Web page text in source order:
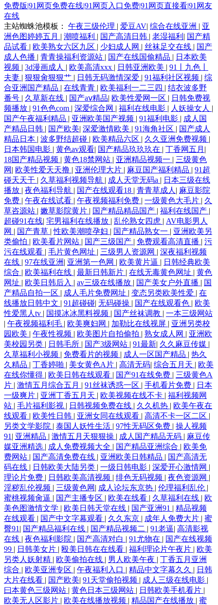
免费版|91网页免费在线|91网页入口免费|91网页直接看|91网友
在线
主站蜘蛛池模板： 午夜三级伦理 | 爱豆AV| 综合在线亚洲 | 亚
洲色图婷婷五月 | 潮喷福利 | 国产高清日韩 | 老湿福利 | 国产精
品试看 | 欧美熟女六区九区 | 少妇成人网 | 丝袜足交在线 | 国产
成人色播 | 青青操福利资源站 | 国产在线国偷精品 | 日本欧美
视频 | 3d漫画成人 | 欧美高清xxx | 日韩亚洲欧美 | 91丨九色丨
夫妻 | 狠狠肏狠狠艹 | 日韩无码激情深爱 | 91福利社区视频 | 综
合亚洲国产精品 | 在线青青 | 欧美福利一二三四 | 结衣波多野
番号 | 久草新在线 | 国产aⅴ精品| 欧美性爱网一区 | 日韩免费视
频播放 | 91色色com | 深爱综合网 | 福利在线电影 | 人妖操女人 |
国产午夜福利精品 | 亚洲欧美国产视频 | 91福利电影 | 成人国
产精品日韩 | 国产欧美| 深爱激情欧美 | 91海角社区 | 国产成人
精品日本 | 波多野结超碰 | 欧美精品六区 | 久久亚洲免费视频 |
日本韩国电影 | 黄色av观看| 国产精品玖玖玖在 | 丁香网五月 |
18国产精品视频 | 黄色18禁网站 | 亚洲精品视频一 | 三级黄色
网 | 欧美性爱天天撸 | 亚洲伦理大片 | 麻豆国产福利精品 | 91超
碰天天干 | 久草福利视频导航 | 成人天堂无码a | 日本三级在线
播放 | 夜色福利导航 | 国产在线观看18 | 青青草成人 | 麻豆影院
免费 | 午夜在线试看 | 午夜视频福利免费 | 一级黄色大毛片 | 久
草咨源站 | 嫩草影院黄片 | 国产精品精品国产 | 福利在线国产 |
超碰91在线| 宅男福利在线播放 | 乱伦熟女四虎 | AV电影男人
网 | 国产青草 |性欧美潮喷孕妇 | 国产精品熟女一 | 亚洲欧美另
类偷怕 | 欧美看片网站 | 国产三级国产 | 免费观看高清直播 | 污
污在线观看 | 毛片黄色网址 | 三级男人资源网 | 深夜福利视频
在线 | 97在线亚洲 | 亚洲第一色网 | 欧美黄片逼 | 日韩经典欧美
综合 | 欧美福利在线 | 最新日韩新片 | 在线无毒黄色网址 | 黄色
网址 | 欧美日韩后入 | av三级在线播放 | 国产美女户外直播 | 国
产精品自拍一区 | 成人毛片免费网址 | 变态另类欧美性爱 | 在
线播放日韩中文 | 91超碰碰| 无码碰操 | 国产在线观看色 | 欧美
性爱黑人tv | 国摸冰冰黑料视频 | 国产丝袜调教 | 一本三级网站
| 午夜视频福利毛 | 欧美爽妇网 | 加勒比在线视屏 | 亚洲另类校
园欧美 | 午夜性视频 | 欧美图片自拍偷拍 | 熟女成人网 | 亚洲欧
美校园另类 | 日韩毛所 | 国产3级网站 | 91最新| 久久麻豆传媒 |
久草福利小视频 | 免费看片的视频 | 成人一区国产精品 | 热久
久精品 | 丁香婷啪 | 美女黄色A片 | 高清无码| 综合五月天 | 欧美
在线你懂得 | 欧美日韩在线观看 | 国产91在线免费 | 三级黄色A
片 | 激情五月综合五月 | 91丝袜诱惑一区 | 手机看片免费 | 日本
一级爽片 | 亚洲丁香五月天 | 欧美视频在线不卡 | 福利视频网
站 | 毛片福利影视 | 日韩视频免费在线 | 久久机热 | 欧美午夜在
线观看 | 欧美性日韩 | 亚洲女同在线观看 | 高清不卡一区二区 |
另类文学影院 | 泰国人妖性生活 | 97性无码区免费 | 操人视频
91 | 亚洲精品 | 激情五月天狠狠操 | 成人国产精品无码 | 麻豆传
媒亚洲精选 | 成人免费视频大全 | 国产精品亚洲综合 | 欧美免
费网站 | 国产高清免费在线 | 亚洲欧美日韩精品 | 国产高清无
码在线 | 日韩欧美大陆另类 | 一级日韩电影 | 深爱开心激情网 |
理论片免费 | 日韩欧美高清视频 | 绯色无码视频 | 夜色资源网 |
淫秽乱伦视频 | 三级黄色网 | 成人论坛东京热 | 伦理福利乱伦 |
蜜桃视频肏逼 | 国产主播专区 | 欧美在线看 | 久草福利在线 | 欧
美色图激情文学 | 欧美日韩天堂在线 | 国产亚洲91 | 精品视频
在线观看 | 国产中文字幕观看 | 久久东京 | 成年人免费大片 | 蜜
臀91 | 国产精品福利在线 | 国产精品视频二 | 91老逼| 高清影视
在线 | 夜色福利影院 | 国产高清对白 | 91尤物在 | 国产在线视频
99 | 日韩美女片 | 殴美日韩在在线看 | 福利理论片午夜片 | 欧美
另类人妖射精 | 欧美偷拍在线 | 男人欧美午夜 | 丁香五月亚洲
综合 | 欧美亚洲专区 | 午夜福利入口 | 精品中文字幕久久 | 日韩
大片在线看 | 国产欧美| 91天堂偷拍视频 | 成人三级在线电影 |
曰本黄色三级网站 | 黄色日本三级网站 | 日韩欧美手机看片 |
欧美无人区影片 | 欧美在线播放视频 | 精品国产在线播放 | 蜜